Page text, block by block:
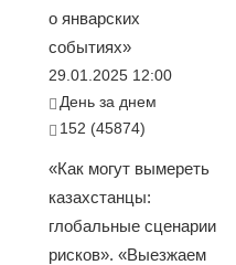
о январских
событиях»
29.01.2025 12:00
День за днем
152 (45874)
«Как могут вымереть
казахстанцы:
глобальные сценарии
рисков». «Выезжаем